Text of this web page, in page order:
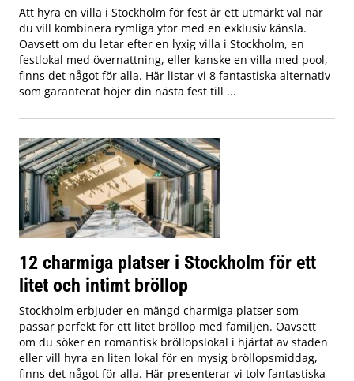
Att hyra en villa i Stockholm för fest är ett utmärkt val när
du vill kombinera rymliga ytor med en exklusiv känsla.
Oavsett om du letar efter en lyxig villa i Stockholm, en
festlokal med övernattning, eller kanske en villa med pool,
finns det något för alla. Här listar vi 8 fantastiska alternativ
som garanterat höjer din nästa fest till ...
12 charmiga platser i Stockholm för ett
litet och intimt bröllop
Stockholm erbjuder en mängd charmiga platser som
passar perfekt för ett litet bröllop med familjen. Oavsett
om du söker en romantisk bröllopslokal i hjärtat av staden
eller vill hyra en liten lokal för en mysig bröllopsmiddag,
finns det något för alla. Här presenterar vi tolv fantastiska